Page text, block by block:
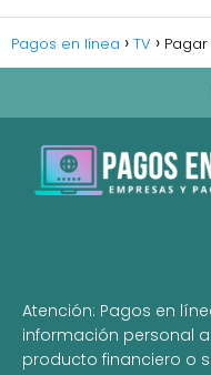
Pagos en línea TV
Atención: Pagos en
información personal
producto financiero o